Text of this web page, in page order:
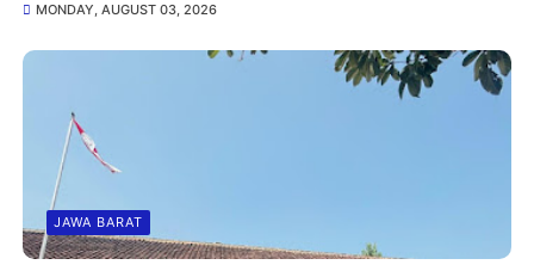
MONDAY, AUGUST 03, 2026
JAWA BARAT